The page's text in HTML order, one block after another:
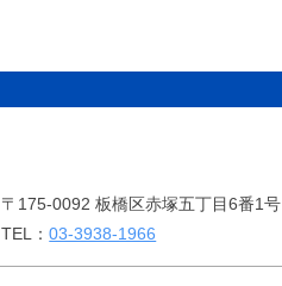
〒175-0092 板橋区赤塚五丁目6番1号
TEL：03-3938-1966